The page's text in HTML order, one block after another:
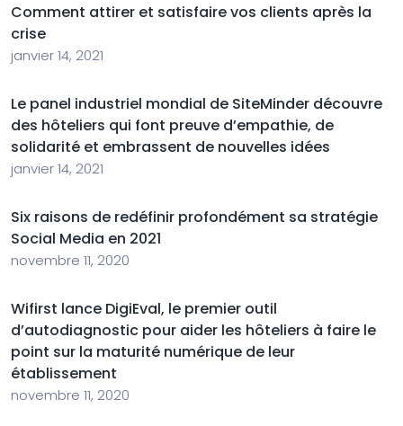
Comment attirer et satisfaire vos clients après la
crise
janvier 14, 2021
Le panel industriel mondial de SiteMinder découvre
des hôteliers qui font preuve d’empathie, de
solidarité et embrassent de nouvelles idées
janvier 14, 2021
Six raisons de redéfinir profondément sa stratégie
Social Media en 2021
novembre 11, 2020
Wifirst lance DigiEval, le premier outil
d’autodiagnostic pour aider les hôteliers à faire le
point sur la maturité numérique de leur
établissement
novembre 11, 2020